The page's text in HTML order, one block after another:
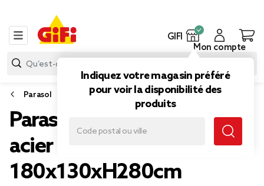
GIFI
Indiquez votre magasin préféré
pour voir la disponibilité des
produits
Mon compte
Parasol
Parasol rectangulaire City
acier et toile grise
180x130xH280cm